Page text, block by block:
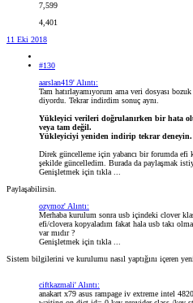
7,599
4,401
11 Eki 2018
#130
aarslan419' Alıntı:
Tam hatırlayamıyorum ama veri dosyası
diyordu. Tekrar indirdim sonuç aynı.
Yükleyici verileri doğrulanırken bir hata
veya tam değil.
Yükleyiciyi yeniden indirip tekrar deneyin.
Direk güncelleme için yabancı bir forumda efi
şekilde güncelledim. Burada da paylaşmak
Genişletmek için tıkla ...
Paylaşabilirsin.
ozymoz' Alıntı:
Merhaba kurulum sonra usb içindeki clover
efi/clovera kopyaladım fakat hala usb takı
var mıdır ?
Genişletmek için tıkla ...
Sistem bilgilerini ve kurulumu nasıl yaptığını içeren
ciftkazmali' Alıntı:
anakart x79 asus rampage iv extreme intel